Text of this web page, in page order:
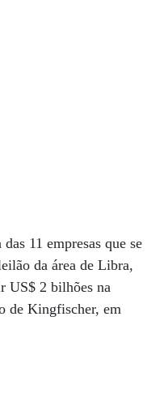
11 empresas que se
da área de Libra,
US$ 2 bilhões na
de Kingfischer, em